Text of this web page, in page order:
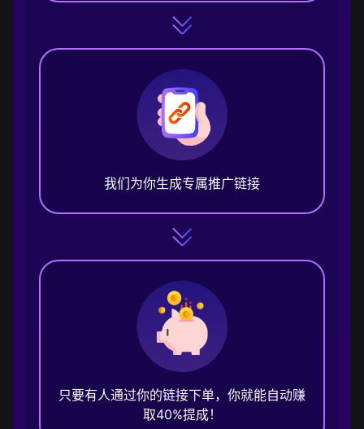
我们为你生成专属推广链接
只要有人通过你的链接下单，你就能自动赚
取40%提成！